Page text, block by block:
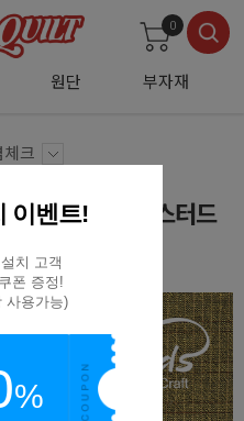
원단 부자재
0
크
크 선염원단 - 머스터드
C
이벤트!
치 고객
폰 증정!
사용가능)
%